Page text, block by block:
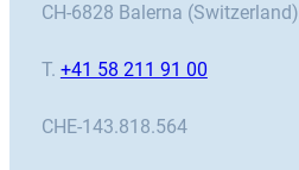
CH-6828 Balerna (Switzerland)
T. +41 58 211 91 00
CHE-143.818.564